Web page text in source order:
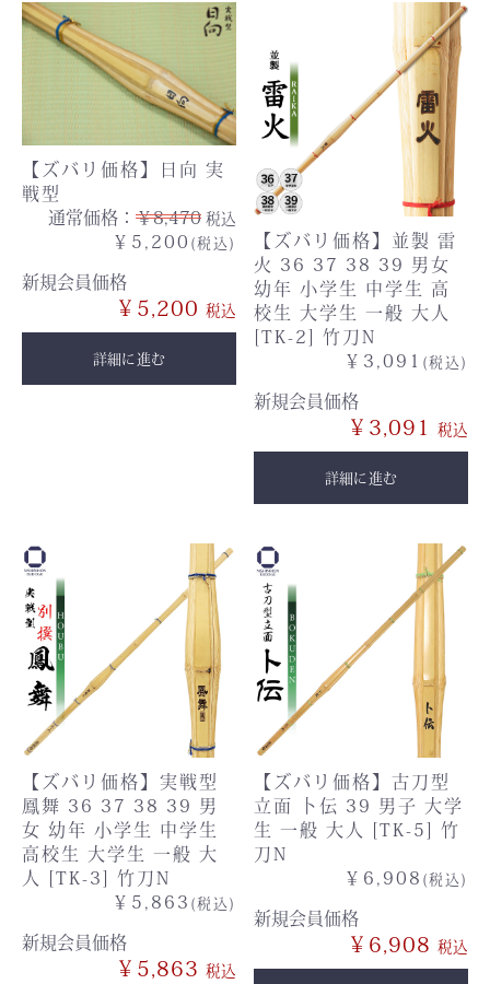
【ズバリ価格】日向 実
戦型
通常価格： ￥8,470 税込
￥5,200 (税込)
新規会員価格
￥5,200
詳細に進む
【ズバリ価格】並製 雷
火 36 37 38 39 男女
幼年 小学生 中学生 高
校生 大学生 一般 大人
[TK-2] 竹刀N
￥3,091 (税込)
新規会員価格
￥3,091
詳細に進む
【ズバリ価格】実戦型
鳳舞 36 37 38 39 男
女 幼年 小学生 中学生
高校生 大学生 一般 大
人 [TK-3] 竹刀N
￥5,863 (税込)
新規会員価格
￥5,863
【ズバリ価格】古刀型
立面 卜伝 39 男子 大学
生 一般 大人 [TK-5] 竹
刀N
￥6,908 (税込)
新規会員価格
￥6,908